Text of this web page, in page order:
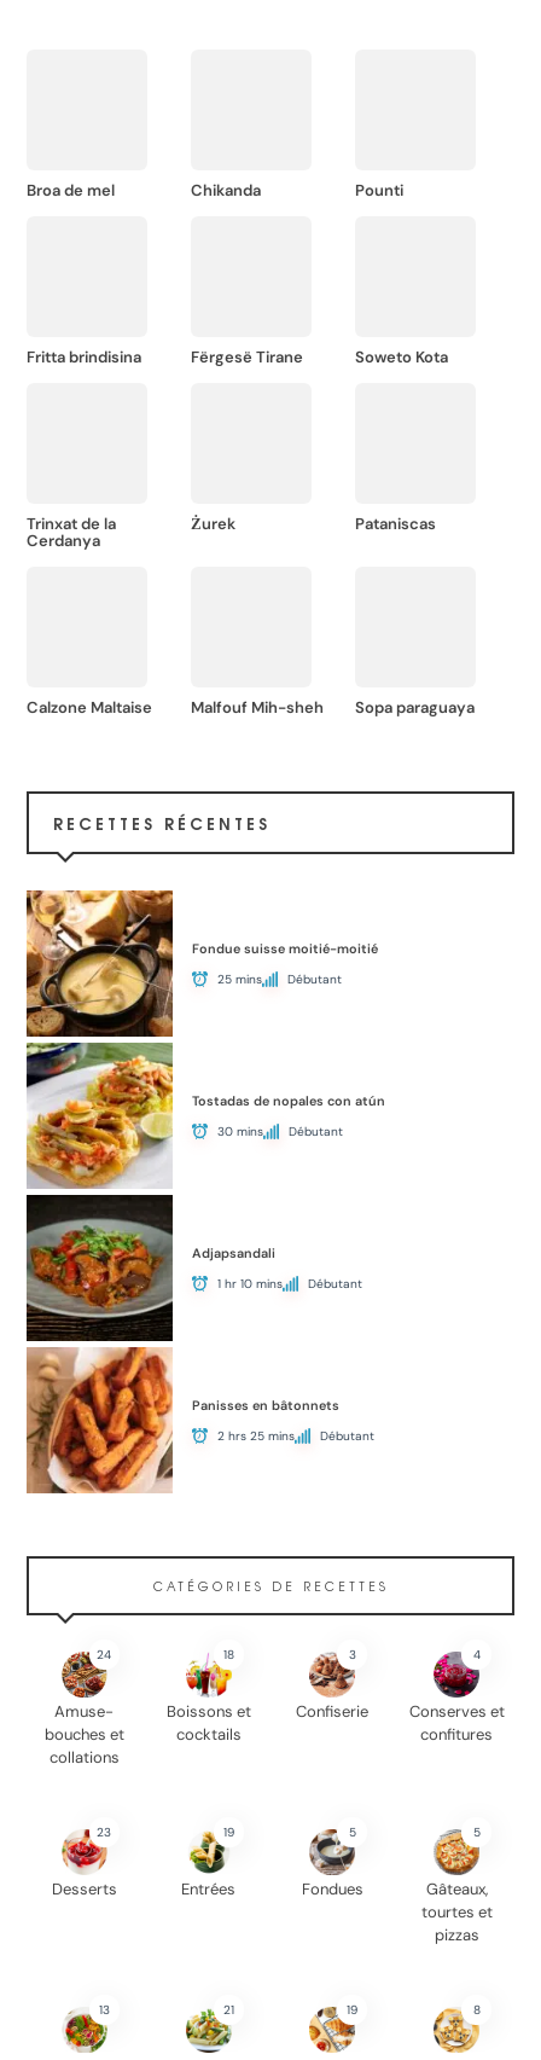
Broa de mel Chikanda Pounti
Fritta brindisina Fërgesë Tirane Soweto Kota
Trinxat de la
Cerdanya
Żurek Pataniscas
Calzone Maltaise Malfouf Mih-sheh Sopa paraguaya
RECETTES RÉCENTES
Fondue suisse moitié-moitié
25 mins Débutant
Tostadas de nopales con atún
30 mins Débutant
Adjapsandali
1 hr 10 mins Débutant
Panisses en bâtonnets
2 hrs 25 mins Débutant
CATÉGORIES DE RECETTES
24
Amuse-
bouches et
collations
18
Boissons et
cocktails
3
Confiserie
4
Conserves et
confitures
23
Desserts
19
Entrées
5
Fondues
5
Gâteaux,
tourtes et
pizzas
13 21 19 8